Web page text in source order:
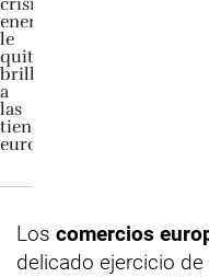
Los comercios
delicado ejercicio de